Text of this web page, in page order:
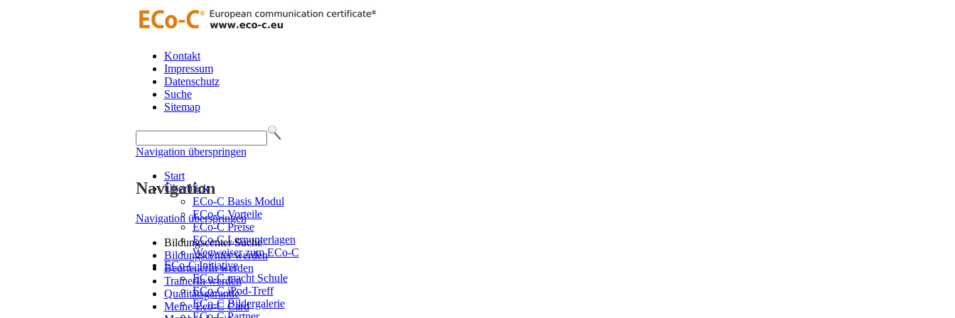
Kontakt
Impressum
Datenschutz
Suche
Sitemap
Navigation überspringen
Start
Überblick
ECo-C Basis Modul
ECo-C Vorteile
ECo-C Preise
ECo-C Lernunterlagen
Wegweiser zum ECo-C
ECo-C Initiative
ECo-C macht Schule
ECo-C iPod-Treff
ECo-C Bildergalerie
Navigation
Navigation überspringen
Bildungscenter Suche
Bildungscenter werden
BeurteilerIn werden
TrainerIn werden
Qualitätsgarantie
Meine Eco-C Card